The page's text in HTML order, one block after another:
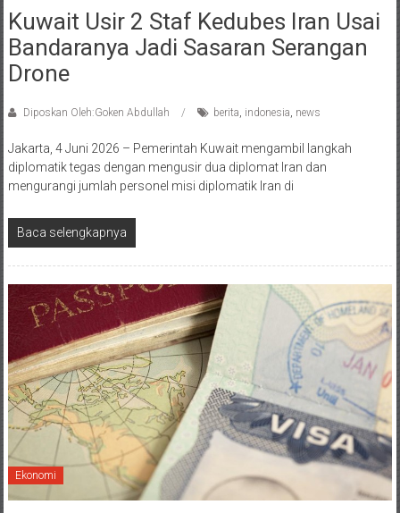
Kuwait Usir 2 Staf Kedubes Iran Usai
Bandaranya Jadi Sasaran Serangan
Drone
Diposkan Oleh:Goken Abdullah berita indonesia news
Jakarta, 4 Juni 2026 – Pemerintah Kuwait mengambil langkah
diplomatik tegas dengan mengusir dua diplomat Iran dan
mengurangi jumlah personel misi diplomatik Iran di
Baca selengkapnya
Ekonomi